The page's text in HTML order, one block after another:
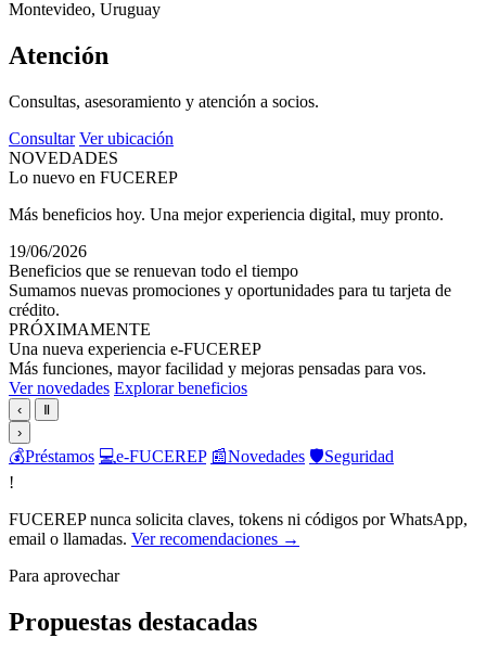
Montevideo, Uruguay
Atención
Consultas, asesoramiento y atención a socios.
Consultar Ver ubicación
NOVEDADES
Lo nuevo en FUCEREP
Más beneficios hoy. Una mejor experiencia digital, muy pronto.
19/06/2026
Beneficios que se renuevan todo el tiempo
Sumamos nuevas promociones y oportunidades para tu tarjeta de
crédito.
PRÓXIMAMENTE
Una nueva experiencia e-FUCEREP
Más funciones, mayor facilidad y mejoras pensadas para vos.
Ver novedades Explorar beneficios
‹
Ⅱ
›
💰Préstamos 💻e-FUCEREP 📰Novedades 🛡️Seguridad
!
FUCEREP nunca solicita claves, tokens ni códigos por WhatsApp,
email o llamadas. Ver recomendaciones →
Para aprovechar
Propuestas destacadas